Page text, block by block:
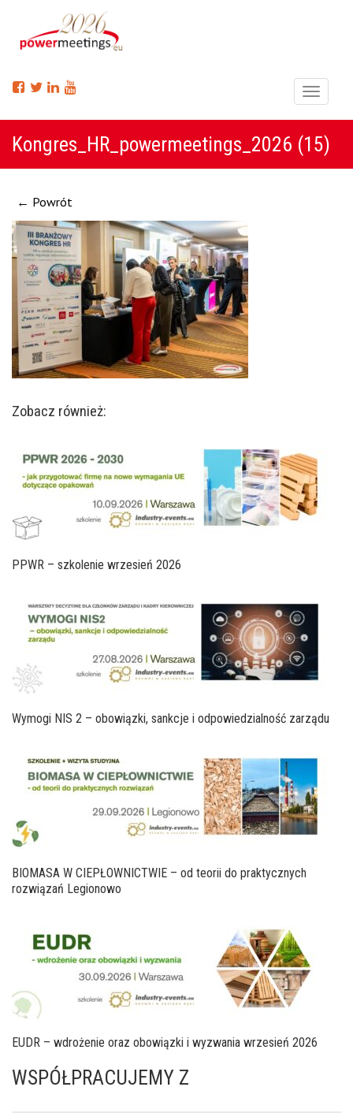
Menu
Kongres_HR_powermeetings_2026 (15)
← Powrót
Zobacz również:
PPWR – szkolenie wrzesień 2026
Wymogi NIS 2 – obowiązki, sankcje i odpowiedzialność zarządu
BIOMASA W CIEPŁOWNICTWIE – od teorii do praktycznych
rozwiązań Legionowo
EUDR – wdrożenie oraz obowiązki i wyzwania wrzesień 2026
WSPÓŁPRACUJEMY Z